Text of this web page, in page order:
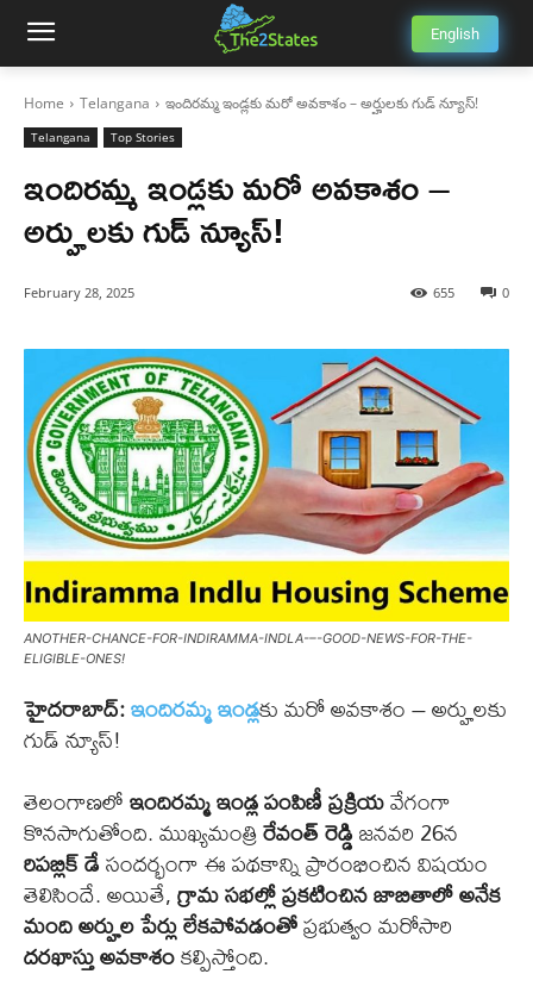
English
Home Telangana ఇందిరమ్మ ఇండ్లకు మరో అవకాశం – అర్హులకు గుడ్ న్యూస్!
Telangana Top Stories
ఇందిరమ్మ ఇండ్లకు మరో అవకాశం –
అర్హులకు గుడ్ న్యూస్!
February 28, 2025 0
655
ANOTHER-CHANCE-FOR-INDIRAMMA-INDLA-–-GOOD-NEWS-FOR-THE-
ELIGIBLE-ONES!
హైదరాబాద్:ఇందిరమ్మ ఇండ్లకు మరో అవకాశం – అర్హులకు
గుడ్ న్యూస్!
తెలంగాణలోఇందిరమ్మ ఇండ్ల పంపిణీ ప్రక్రియవేగంగా
కొనసాగుతోంది. ముఖ్యమంత్రిరేవంత్ రెడ్డిజనవరి 26న
రిపబ్లిక్ డేసందర్భంగా ఈ పథకాన్ని ప్రారంభించిన విషయం
తెలిసిందే. అయితే,గ్రామ సభల్లో ప్రకటించిన జాబితాలో అనేక
మంది అర్హుల పేర్లు లేకపోవడంతోప్రభుత్వం మరోసారి
దరఖాస్తు అవకాశంకల్పిస్తోంది.